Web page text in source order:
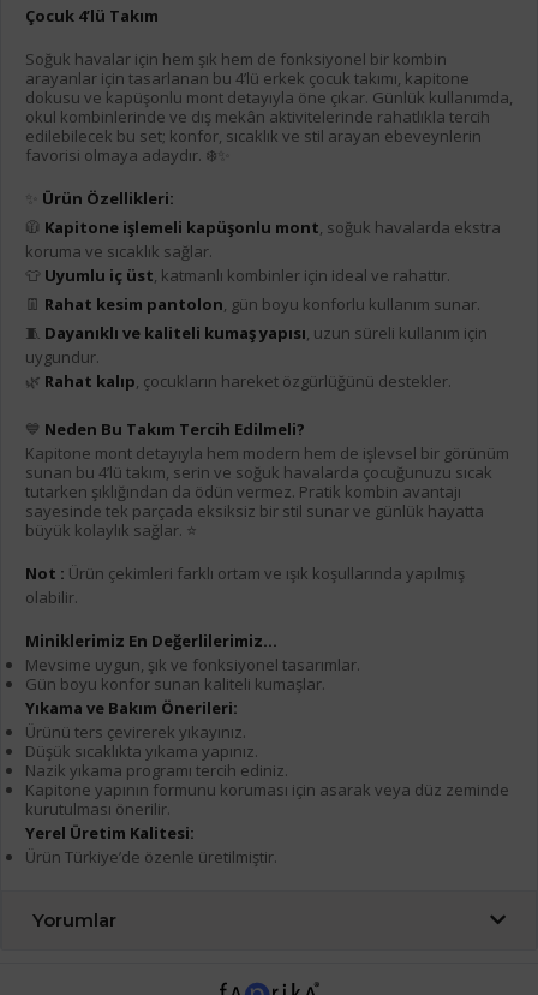
Çocuk 4’lü Takım
Soğuk havalar için hem şık hem de fonksiyonel bir kombin
arayanlar için tasarlanan bu 4’lü erkek çocuk takımı, kapitone
dokusu ve kapüşonlu mont detayıyla öne çıkar. Günlük kullanımda,
okul kombinlerinde ve dış mekân aktivitelerinde rahatlıkla tercih
edilebilecek bu set; konfor, sıcaklık ve stil arayan ebeveynlerin
favorisi olmaya adaydır. ❄️✨
Ürün Özellikleri:
🧥 Kapitone işlemeli kapüşonlu mont, soğuk havalarda ekstra
koruma ve sıcaklık sağlar.
👕 Uyumlu iç üst, katmanlı kombinler için ideal ve rahattır.
👖 Rahat kesim pantolon, gün boyu konforlu kullanım sunar.
🧵 Dayanıklı ve kaliteli kumaş yapısı, uzun süreli kullanım için
uygundur.
🌿 Rahat kalıp, çocukların hareket özgürlüğünü destekler.
💙 Neden Bu Takım Tercih Edilmeli?
Kapitone mont detayıyla hem modern hem de işlevsel bir görünüm
sunan bu 4’lü takım, serin ve soğuk havalarda çocuğunuzu sıcak
tutarken şıklığından da ödün vermez. Pratik kombin avantajı
sayesinde tek parçada eksiksiz bir stil sunar ve günlük hayatta
büyük kolaylık sağlar. ⭐
Not : Ürün çekimleri farklı ortam ve ışık koşullarında yapılmış
olabilir.
Miniklerimiz En Değerlilerimiz...
Mevsime uygun, şık ve fonksiyonel tasarımlar.
Gün boyu konfor sunan kaliteli kumaşlar.
Yıkama ve Bakım Önerileri:
Ürünü ters çevirerek yıkayınız.
Düşük sıcaklıkta yıkama yapınız.
Nazik yıkama programı tercih ediniz.
Kapitone yapının formunu koruması için asarak veya düz zeminde
kurutulması önerilir.
Yerel Üretim Kalitesi:
Ürün Türkiye’de özenle üretilmiştir.
Yorumlar